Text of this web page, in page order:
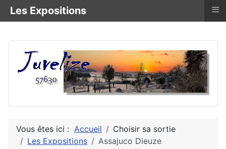
Vous êtes ici : Accueil
Choisir sa sortie
Les Expositions
Assajuco Dieuze
Les Expositions ≡